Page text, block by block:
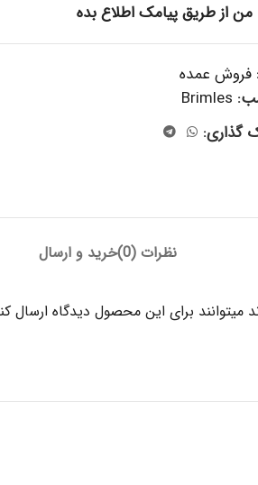
من از طریق پیامک اطلاع بده
فروش عمده
Brimles
گذاری:
نظرات (0) خرید و ارسال
برای این محصول دیدگاه ارسال